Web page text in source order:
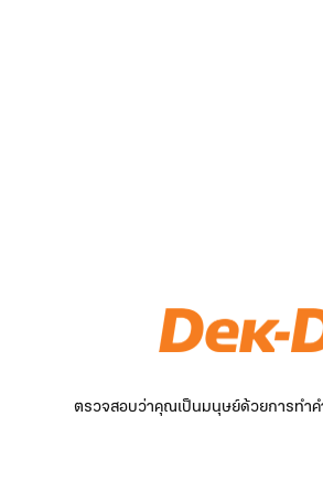
ตรวจสอบว่าคุณเป็นมนุษย์ด้วยการทำค